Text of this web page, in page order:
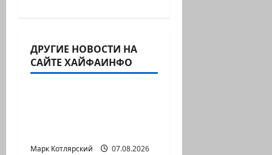
з
ДРУГИЕ НОВОСТИ НА
САЙТЕ ХАЙФАИНФО
Израиль сегодня
Марк Котлярский Телеграмм Канал
Марк Котлярский
07.08.2026
Израиль сегодня